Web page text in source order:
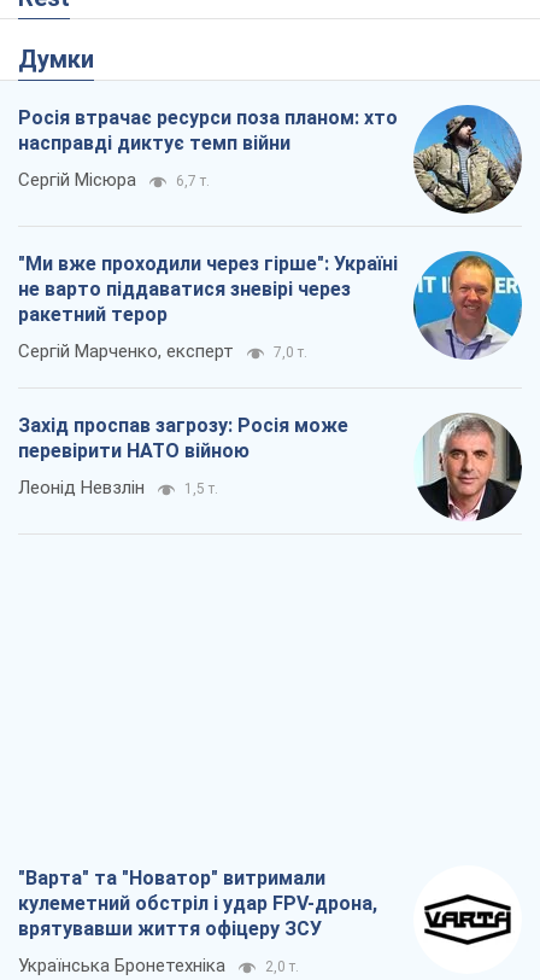
Думки
Росія втрачає ресурси поза планом: хто
насправді диктує темп війни
Сергій Місюра 6,7 т.
"Ми вже проходили через гірше": Україні
не варто піддаватися зневірі через
ракетний терор
Сергій Марченко, експерт 7,0 т.
Захід проспав загрозу: Росія може
перевірити НАТО війною
Леонід Невзлін 1,5 т.
"Варта" та "Новатор" витримали
кулеметний обстріл і удар FPV-дрона,
врятувавши життя офіцеру ЗСУ
Українська Бронетехніка 2,0 т.